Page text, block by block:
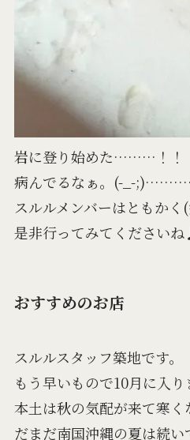
岩に登り始めた………！！
病んでるなぁ。(-_-
スルルメンバーはともかく
是非行ってみてください
おすすめのお店
スルルスタッフ築地です。
もう早いもので10月に入り
本土は秋の気配が来て寒
だまだ南国沖縄の夏は続い